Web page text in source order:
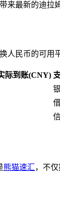
来最新的迪拉
人民币的可用
际到账(CNY)
熊猫速汇，不